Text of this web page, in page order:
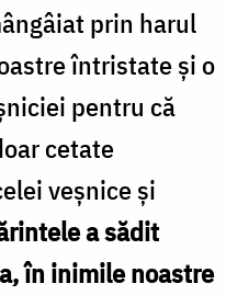
prin harul
întristate și o
pentru că
cetate
veșnice și
a sădit
în inimile noastre